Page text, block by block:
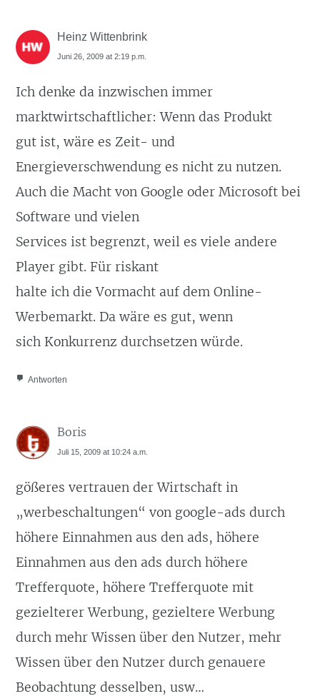
Heinz Wittenbrink
Juni 26, 2009 at 2:19 p.m.
Ich denke da inzwischen immer
marktwirtschaftlicher: Wenn das Produkt
gut ist, wäre es Zeit- und
Energieverschwendung es nicht zu nutzen.
Auch die Macht von Google oder Microsoft bei
Software und vielen
Services ist begrenzt, weil es viele andere
Player gibt. Für riskant
halte ich die Vormacht auf dem Online-
Werbemarkt. Da wäre es gut, wenn
sich Konkurrenz durchsetzen würde.
Antworten
Boris
Juli 15, 2009 at 10:24 a.m.
gößeres vertrauen der Wirtschaft in
„werbeschaltungen“ von google-ads durch
höhere Einnahmen aus den ads, höhere
Einnahmen aus den ads durch höhere
Trefferquote, höhere Trefferquote mit
gezielterer Werbung, gezieltere Werbung
durch mehr Wissen über den Nutzer, mehr
Wissen über den Nutzer durch genauere
Beobachtung desselben, usw…